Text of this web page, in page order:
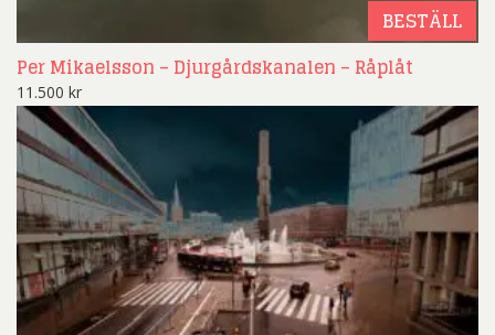
BESTÄLL
Per Mikaelsson – Djurgårdskanalen – Råplåt
11.500 kr